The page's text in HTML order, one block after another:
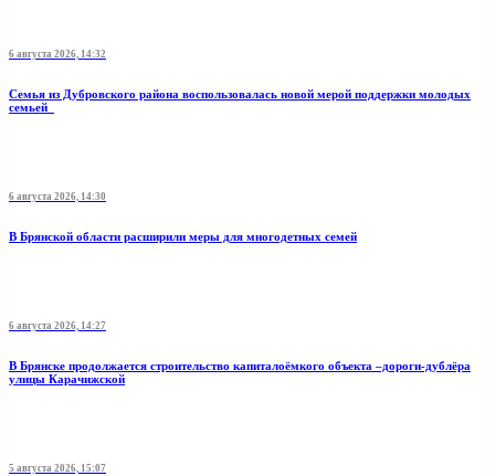
6 августа 2026, 14:32
Семья из Дубровского района воспользовалась новой мерой поддержки молодых
семьей
6 августа 2026, 14:30
В Брянской области расширили меры для многодетных семей
6 августа 2026, 14:27
В Брянске продолжается строительство капиталоёмкого объекта –дороги-дублёра
улицы Карачижской
5 августа 2026, 15:07